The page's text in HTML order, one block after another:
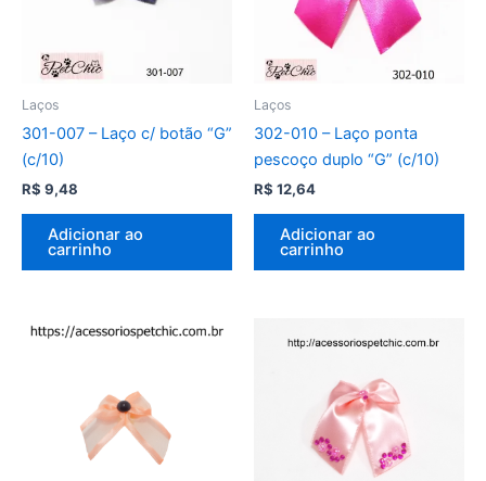
Laços
301-007 – Laço c/ botão “G”
(c/10)
R$ 9,48
Adicionar ao
carrinho
Laços
302-010 – Laço ponta
pescoço duplo “G” (c/10)
R$ 12,64
Adicionar ao
carrinho